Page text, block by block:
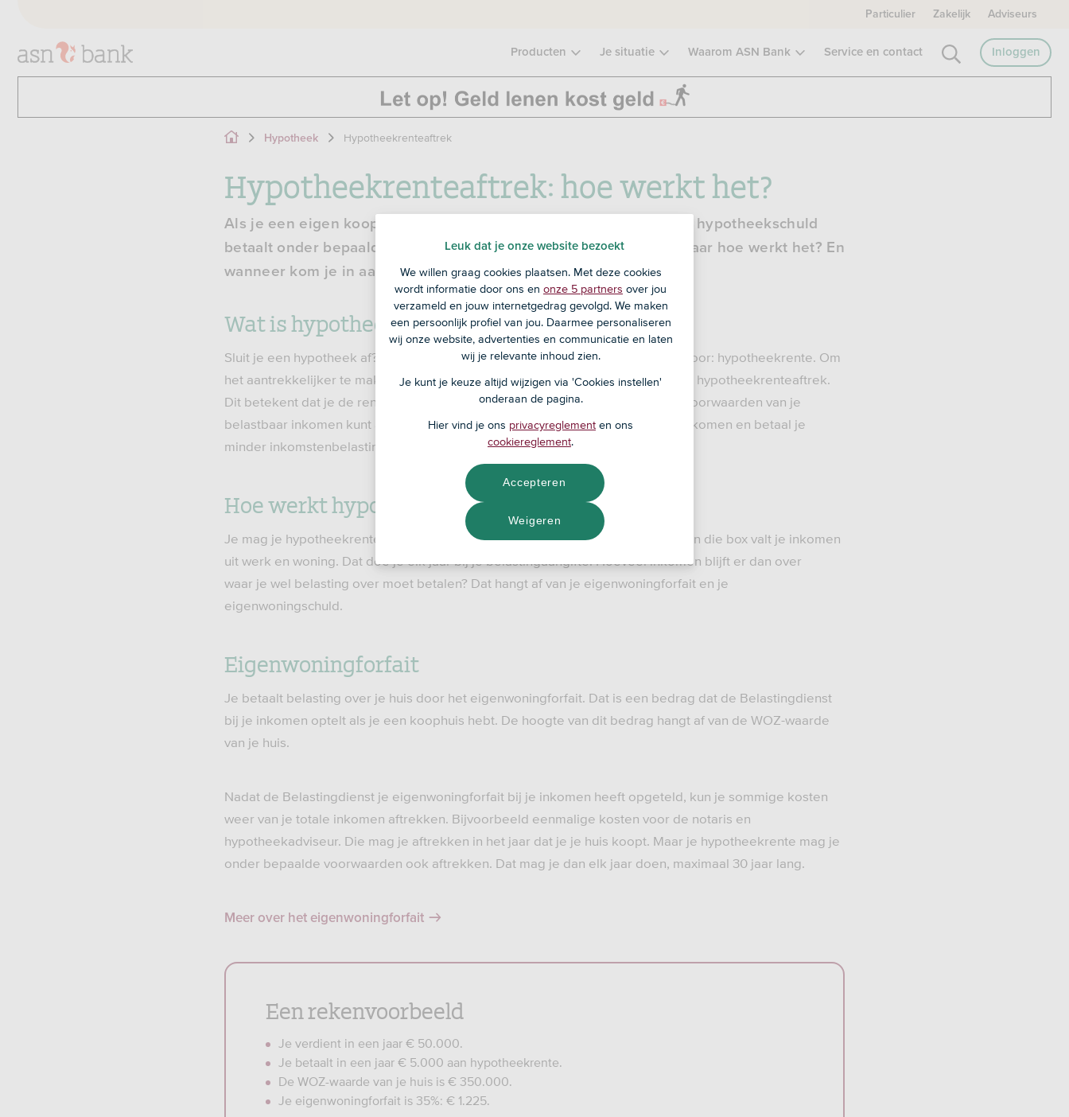
Particulier Zakelijk Adviseurs
Producten Je situatie Waarom ASN Bank Service en contact Inloggen
Hypotheek Hypotheekrenteaftrek
Hypotheekrenteaftrek: hoe werkt het?
Als je een eigen koophuis hebt, dan mag je de rente die je over je hypotheekschuld
betaalt onder bepaalde voorwaarden aftrekken van je inkomen. Maar hoe werkt het? En
wanneer kom je in aanmerking voor hypotheekrenteaftrek?
Wat is hypotheekrenteaftrek?
Sluit je een hypotheek af? Dan leen je geld en daar betaal je een vergoeding voor: hypotheekrente. Om
het aantrekkelijker te maken om een huis te kopen, is er een regeling bedacht: hypotheekrenteaftrek.
Dit betekent dat je de rente die je over je hypotheek betaalt onder bepaalde voorwaarden van je
belastbaar inkomen kunt aftrekken bij je belastingaangifte. Hierdoor daalt je inkomen en betaal je
minder inkomstenbelasting.
Hoe werkt hypotheekrenteaftrek?
Je mag je hypotheekrente maximaal 30 jaar van je inkomen aftrekken in box 1. In die box valt je inkomen
uit werk en woning. Dat doe je elk jaar bij je belastingaangifte. Hoeveel inkomen blijft er dan over
waar je wel belasting over moet betalen? Dat hangt af van je eigenwoningforfait en je
eigenwoningschuld.
Eigenwoningforfait
Je betaalt belasting over je huis door het eigenwoningforfait. Dat is een bedrag dat de Belastingdienst
bij je inkomen optelt als je een koophuis hebt. De hoogte van dit bedrag hangt af van de WOZ-waarde
van je huis.
Nadat de Belastingdienst je eigenwoningforfait bij je inkomen heeft opgeteld, kun je sommige kosten
weer van je totale inkomen aftrekken. Bijvoorbeeld eenmalige kosten voor de notaris en
hypotheekadviseur. Die mag je aftrekken in het jaar dat je je huis koopt. Maar je hypotheekrente mag je
onder bepaalde voorwaarden ook aftrekken. Dat mag je dan elk jaar doen, maximaal 30 jaar lang.
Meer over het eigenwoningforfait
Een rekenvoorbeeld
Je verdient in een jaar € 50.000.
Je betaalt in een jaar € 5.000 aan hypotheekrente.
De WOZ-waarde van je huis is € 350.000.
Je eigenwoningforfait is 35%: € 1.225.
Leuk dat je onze website bezoekt
We willen graag cookies plaatsen. Met deze cookies
wordt informatie door ons en onze 5 partners over jou
verzameld en jouw internetgedrag gevolgd. We maken
een persoonlijk profiel van jou. Daarmee personaliseren
wij onze website, advertenties en communicatie en laten
wij je relevante inhoud zien.
Je kunt je keuze altijd wijzigen via 'Cookies instellen'
onderaan de pagina.
Hier vind je ons privacyreglement en ons
cookiereglement.
Weigeren
Accepteren